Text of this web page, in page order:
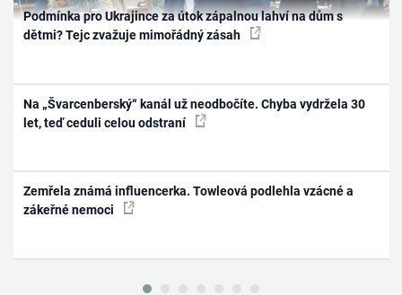
Podmínka pro Ukrajince za útok zápalnou lahví na dům s
dětmi? Tejc zvažuje mimořádný zásah
Na „Švarcenberský“ kanál už neodbočíte. Chyba vydržela 30
let, teď ceduli celou odstraní
Zemřela známá influencerka. Towleová podlehla vzácné a
zákeřné nemoci